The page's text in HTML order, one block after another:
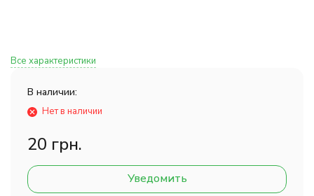
Все характеристики
В наличии:
Нет в наличии
20 грн.
Уведомить